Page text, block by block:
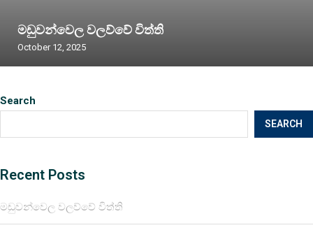
Search
SEARCH
Recent Posts
මඩුවන්වෙල වලව්වේ විත්ති
මඩුවන්වෙල වලව්වේ විත්ති
October 12, 2025